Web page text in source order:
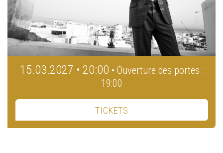
15.03.2027 • 20:00 • Ouverture des portes :
19:00
TICKETS